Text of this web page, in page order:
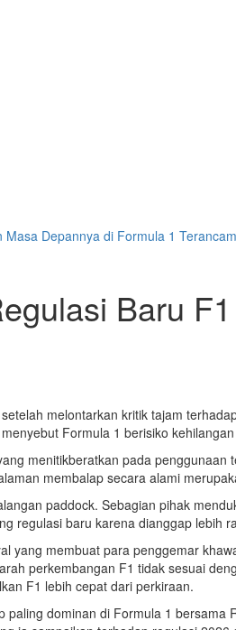
Depannya di Formula 1 Terancam
Baru
melontarkan kritik tajam
Formula 1 berisiko
menitikberatkan pada
membalap secara alami
paddock. Sebagian pihak
regulasi baru karena dianggap
yang membuat para penggemar
perkembangan F1 tidak sesuai
F1 lebih cepat dari perkiraan.
dominan di Formula 1